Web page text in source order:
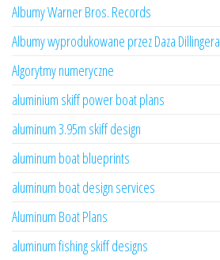
Albumy Warner Bros. Records
Albumy wyprodukowane przez Daza Dillingera
Algorytmy numeryczne
aluminium skiff power boat plans
aluminum 3.95m skiff design
aluminum boat blueprints
aluminum boat design services
Aluminum Boat Plans
aluminum fishing skiff designs